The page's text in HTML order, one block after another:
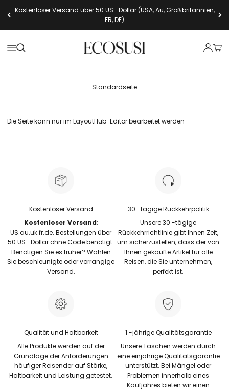
Kostenloser Versand über 50 US -Dollar (USA, Au, Großbritannien,
FR, DE)
Navigationsmenü öffnen
Suche öffnen Ecosusi
Standardseite
Die Seite kann nur im LayoutHub-Editor bearbeitet werden
Kostenloser Versand
Kostenloser Versand:
US.au.uk.fr.de. Bestellungen über
50 US -Dollar ohne Code benötigt.
Benötigen Sie es früher? Wählen
Sie beschleunigte oder vorrangige
Versand.
30 -tägige Rückkehrpolitik
Unsere 30 -tägige
Rückkehrrichtlinie gibt Ihnen Zeit,
um sicherzustellen, dass der von
Ihnen gekaufte Artikel für alle
Reisen, die Sie unternehmen,
perfekt ist.
Qualität und Haltbarkeit
Alle Produkte werden auf der
Grundlage der Anforderungen
häufiger Reisender auf Stärke,
Haltbarkeit und Leistung getestet.
1 -jährige Qualitätsgarantie
Unsere Taschen werden durch
eine einjährige Qualitätsgarantie
unterstützt. Bei Mängel oder
Problemen innerhalb eines
Kaufjahres bieten wir einen